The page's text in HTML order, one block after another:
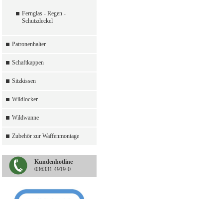
Fernglas - Regen -
Schutzdeckel
Patronenhalter
Schaftkappen
Sitzkissen
Wildlocker
Wildwanne
Zubehör zur Waffenmontage
Kundenhotline
036331 4919-0